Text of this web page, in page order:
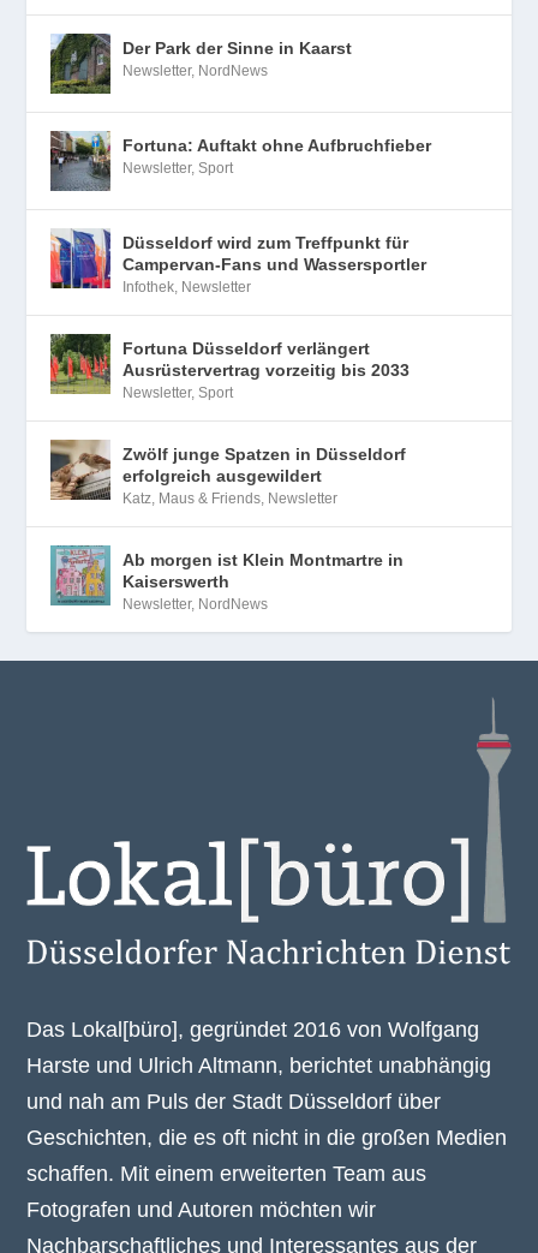
Der Park der Sinne in Kaarst
Newsletter, NordNews
Fortuna: Auftakt ohne Aufbruchfieber
Newsletter,Sport
Düsseldorf wird zum Treffpunkt für
Campervan-Fans und Wassersportler
Infothek, Newsletter
Fortuna Düsseldorf verlängert
Ausrüstervertrag vorzeitig bis 2033
Newsletter,Sport
Zwölf junge Spatzen in Düsseldorf
erfolgreich ausgewildert
Katz, Maus & Friends, Newsletter
Ab morgen ist Klein Montmartre in
Kaiserswerth
Newsletter, NordNews
Das Lokal[büro], gegründet 2016 von Wolfgang
Harste und Ulrich Altmann, berichtet unabhängig
und nah am Puls der Stadt Düsseldorf über
Geschichten, die es oft nicht in die großen Medien
schaffen. Mit einem erweiterten Team aus
Fotografen und Autoren möchten wir
Nachbarschaftliches und Interessantes aus der